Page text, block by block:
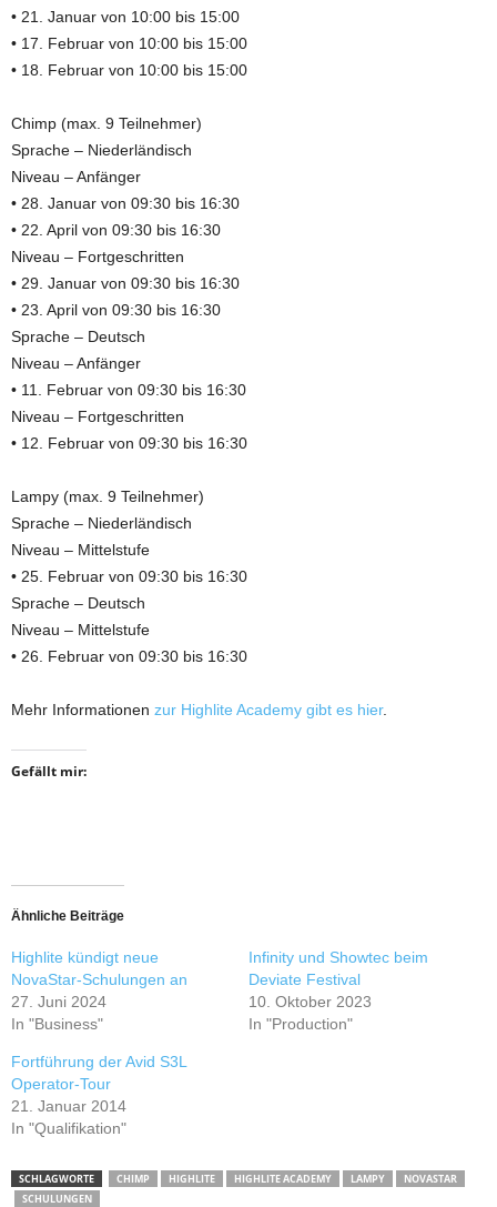
• 21. Januar von 10:00 bis 15:00
• 17. Februar von 10:00 bis 15:00
• 18. Februar von 10:00 bis 15:00
Chimp (max. 9 Teilnehmer)
Sprache – Niederländisch
Niveau – Anfänger
• 28. Januar von 09:30 bis 16:30
• 22. April von 09:30 bis 16:30
Niveau – Fortgeschritten
• 29. Januar von 09:30 bis 16:30
• 23. April von 09:30 bis 16:30
Sprache – Deutsch
Niveau – Anfänger
• 11. Februar von 09:30 bis 16:30
Niveau – Fortgeschritten
• 12. Februar von 09:30 bis 16:30
Lampy (max. 9 Teilnehmer)
Sprache – Niederländisch
Niveau – Mittelstufe
• 25. Februar von 09:30 bis 16:30
Sprache – Deutsch
Niveau – Mittelstufe
• 26. Februar von 09:30 bis 16:30
Mehr Informationen zur Highlite Academy gibt es hier.
Gefällt mir:
Ähnliche Beiträge
Highlite kündigt neue
NovaStar-Schulungen an
27. Juni 2024
In "Business"
Infinity und Showtec beim
Deviate Festival
10. Oktober 2023
In "Production"
Fortführung der Avid S3L
Operator-Tour
21. Januar 2014
In "Qualifikation"
SCHLAGWORTE CHIMP HIGHLITE HIGHLITE ACADEMY LAMPY
NOVASTAR
SCHULUNGEN